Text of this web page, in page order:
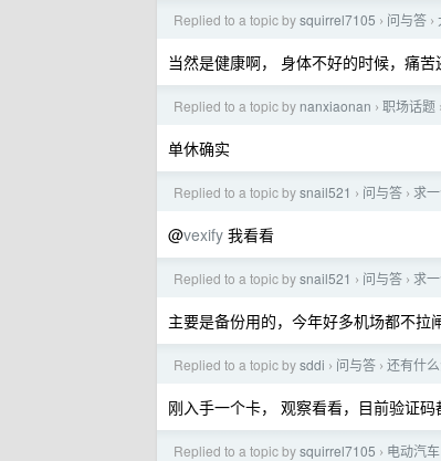
Replied to a topic bysquirrel7105 › 问与答 ›
当然是健康啊， 身体不好的时候，痛苦
Replied to a topic by nanxiaonan › 职场话题 ›
单休确实
Replied to a topic bysnail521 › 问与答 › 求
@vexify 我看看
Replied to a topic bysnail521 › 问与答 › 求
主要是备份用的，今年好多机场都不拉
Replied to a topic bysddi › 问与答 › 还有什
刚入手一个卡， 观察看看，目前验证
Replied to a topic bysquirrel7105 › 电动汽车